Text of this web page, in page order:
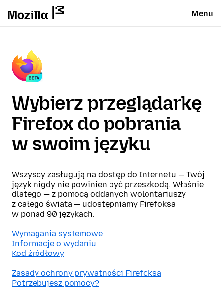
Menu
Wybierz przeglądarkę
Firefox do pobrania
w swoim języku
Wszyscy zasługują na dostęp do Internetu — Twój
język nigdy nie powinien być przeszkodą. Właśnie
dlatego — z pomocą oddanych wolontariuszy
z całego świata — udostępniamy Firefoksa
w ponad 90 językach.
Wymagania systemowe
Informacje o wydaniu
Kod źródłowy
Zasady ochrony prywatności Firefoksa
Potrzebujesz pomocy?